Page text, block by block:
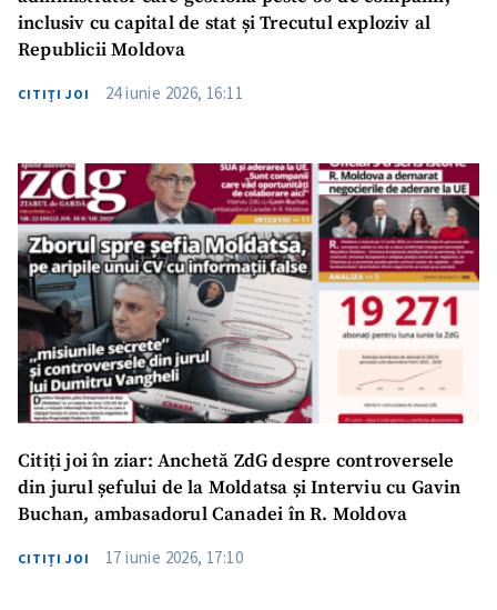
inclusiv cu capital de stat și Trecutul exploziv al
Republicii Moldova
CITIȚI JOI 24 iunie 2026, 16:11
Citiți joi în ziar: Anchetă ZdG despre controversele
din jurul șefului de la Moldatsa și Interviu cu Gavin
Buchan, ambasadorul Canadei în R. Moldova
CITIȚI JOI 17 iunie 2026, 17:10